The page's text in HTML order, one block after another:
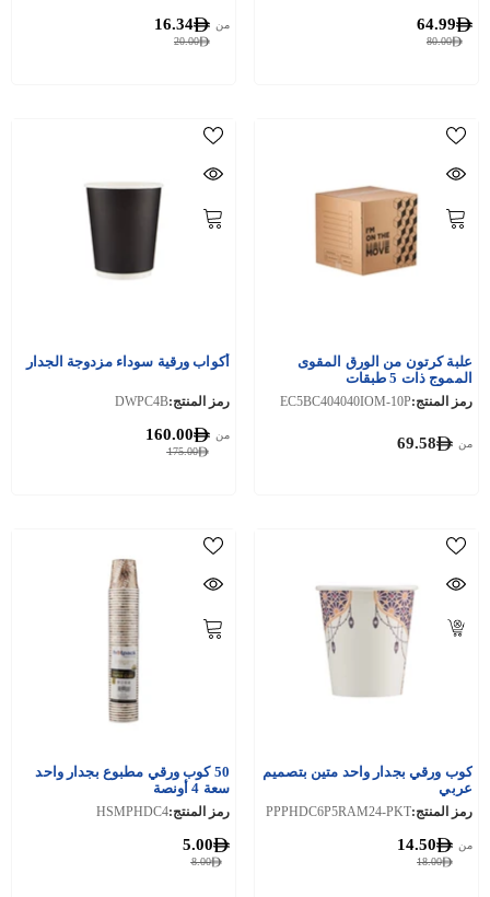
80.00
64.99
20.00
من 16.34
علبة كرتون من الورق المقوى
المموج ذات 5 طبقات
رمز المنتج:EC5BC404040IOM-10P
من 69.58
أكواب ورقية سوداء مزدوجة الجدار
رمز المنتج:DWPC4B
175.00
من 160.00
كوب ورقي بجدار واحد متين بتصميم
عربي
رمز المنتج:PPPHDC6P5RAM24-PKT
18.00
من 14.50
50 كوب ورقي مطبوع بجدار واحد
سعة 4 أونصة
رمز المنتج:HSMPHDC4
8.00
5.00